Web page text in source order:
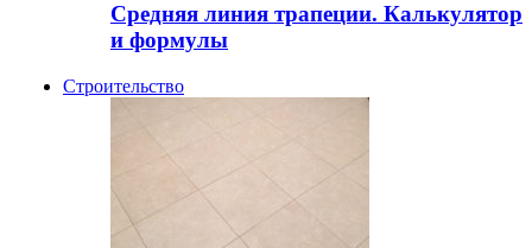
Средняя линия трапеции. Калькулятор
и формулы
Строительство